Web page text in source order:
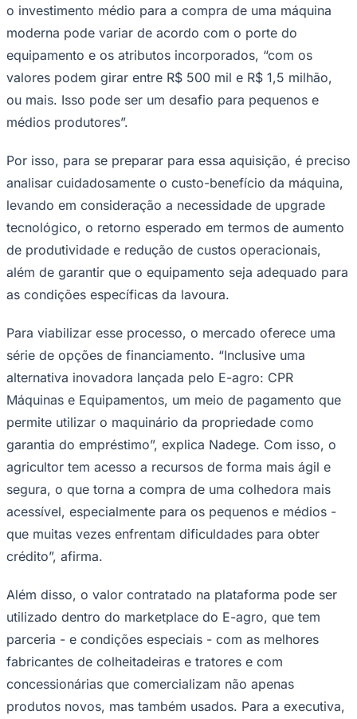
Corinthians
Palmeiras
o investimento médio para a compra de uma máquina
moderna pode variar de acordo com o porte do
equipamento e os atributos incorporados, “com os
valores podem girar entre R$ 500 mil e R$ 1,5 milhão,
ou mais. Isso pode ser um desafio para pequenos e
médios produtores”.
Por isso, para se preparar para essa aquisição, é preciso
analisar cuidadosamente o custo-benefício da máquina,
levando em consideração a necessidade de upgrade
tecnológico, o retorno esperado em termos de aumento
de produtividade e redução de custos operacionais,
além de garantir que o equipamento seja adequado para
as condições específicas da lavoura.
Para viabilizar esse processo, o mercado oferece uma
série de opções de financiamento. “Inclusive uma
alternativa inovadora lançada pelo E-agro: CPR
Máquinas e Equipamentos, um meio de pagamento que
permite utilizar o maquinário da propriedade como
garantia do empréstimo”, explica Nadege. Com isso, o
agricultor tem acesso a recursos de forma mais ágil e
segura, o que torna a compra de uma colhedora mais
acessível, especialmente para os pequenos e médios -
que muitas vezes enfrentam dificuldades para obter
crédito”, afirma.
Além disso, o valor contratado na plataforma pode ser
utilizado dentro do marketplace do E-agro, que tem
parceria - e condições especiais - com as melhores
fabricantes de colheitadeiras e tratores e com
concessionárias que comercializam não apenas
produtos novos, mas também usados. Para a executiva,